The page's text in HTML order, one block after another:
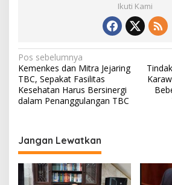
Ikuti Kami
N
a
v
i
a
s
Pos sebelumnya
Kemenkes dan Mitra Jejaring
TBC, Sepakat Fasilitas
Kesehatan Harus Bersinergi
dalam Penanggulangan TBC
Jangan Lewatkan